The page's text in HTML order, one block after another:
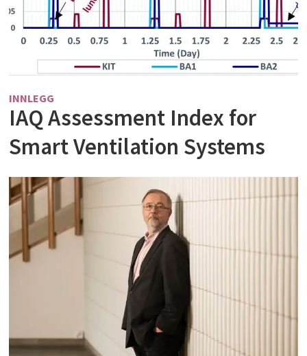
INNLEGG
IAQ Assessment Index for
Smart Ventilation Systems